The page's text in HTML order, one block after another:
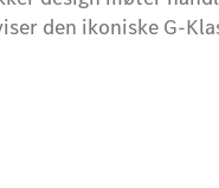
den ikoniske G-